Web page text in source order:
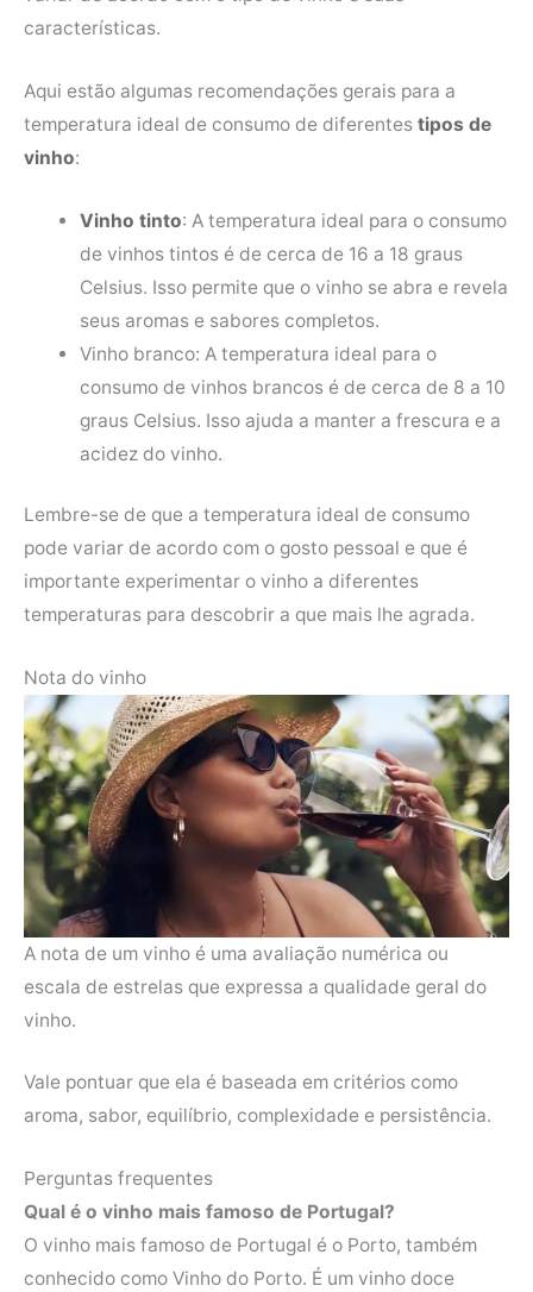
características.
Aqui estão algumas recomendações gerais para a
temperatura ideal de consumo de diferentes tipos de
vinho:
Vinho tinto: A temperatura ideal para o consumo
de vinhos tintos é de cerca de 16 a 18 graus
Celsius. Isso permite que o vinho se abra e revela
seus aromas e sabores completos.
Vinho branco: A temperatura ideal para o
consumo de vinhos brancos é de cerca de 8 a 10
graus Celsius. Isso ajuda a manter a frescura e a
acidez do vinho.
Lembre-se de que a temperatura ideal de consumo
pode variar de acordo com o gosto pessoal e que é
importante experimentar o vinho a diferentes
temperaturas para descobrir a que mais lhe agrada.
Nota do vinho
A nota de um vinho é uma avaliação numérica ou
escala de estrelas que expressa a qualidade geral do
vinho.
Vale pontuar que ela é baseada em critérios como
aroma, sabor, equilíbrio, complexidade e persistência.
Perguntas frequentes
Qual é o vinho mais famoso de Portugal?
O vinho mais famoso de Portugal é o Porto, também
conhecido como Vinho do Porto. É um vinho doce